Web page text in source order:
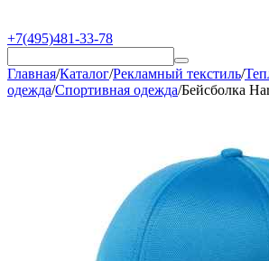
+7(495)481-33-78
Главная/Каталог/Рекламный текстиль/
одежда/Спортивная одежда/Бейсболка